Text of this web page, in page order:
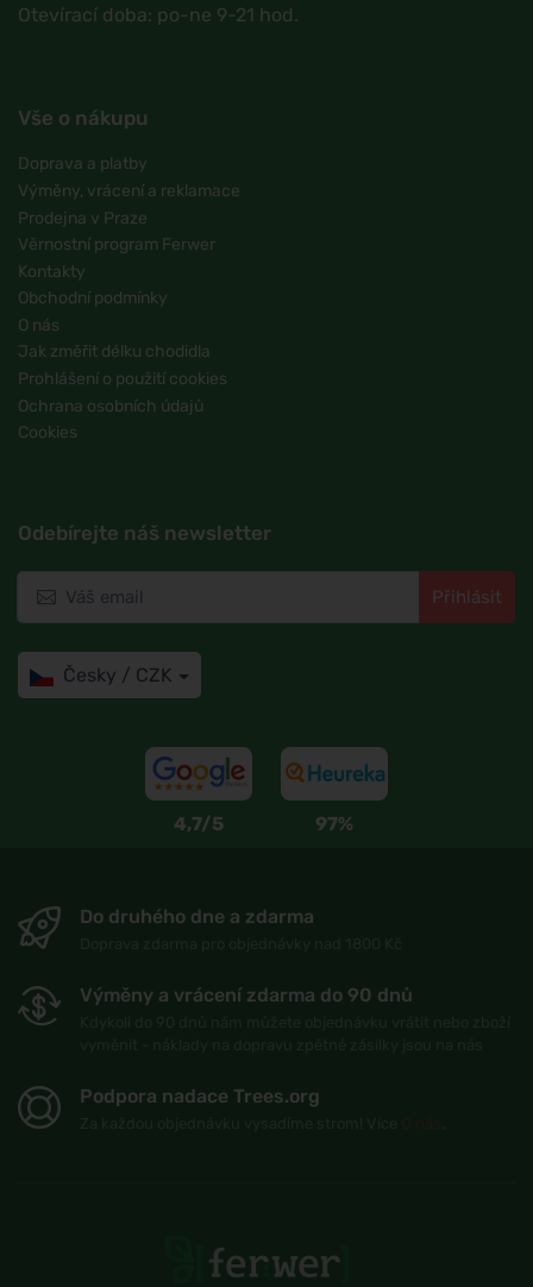
Otevírací doba: po-ne 9-21 hod.
Vše o nákupu
Doprava a platby
Výměny, vrácení a reklamace
Prodejna v Praze
Věrnostní program Ferwer
Kontakty
Obchodní podmínky
O nás
Jak změřit délku chodidla
Prohlášení o použití cookies
Ochrana osobních údajů
Cookies
Odebírejte náš newsletter
Přihlásit
Česky / CZK
4,7/5 97%
Do druhého dne a zdarma
Výměny a vrácení zdarma do 90 dnů
Podpora nadace Trees.org